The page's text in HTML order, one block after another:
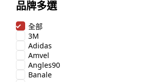
品牌多選
全部
3M
Adidas
Amvel
Angles90
Banale